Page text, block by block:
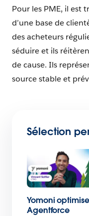
Pour les PME, il est
d’une base de
des acheteurs
séduire et ils
de cause. Ils
source stable et
Sélection
Yomoni
Agentforce